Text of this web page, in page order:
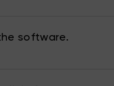
software.